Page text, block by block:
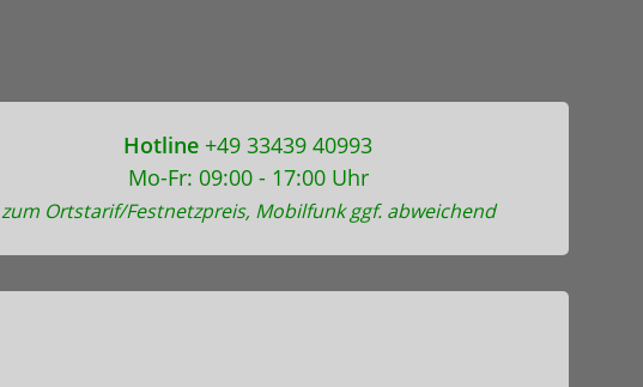
Hotline +49 33439 40993
Mo-Fr: 09:00 - 17:00 Uhr
zum Ortstarif/Festnetzpreis, Mobilfunk ggf. abweichend